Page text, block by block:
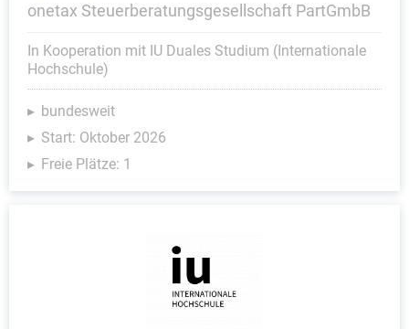
onetax Steuerberatungsgesellschaft PartGmbB
In Kooperation mit IU Duales Studium (Internationale
Hochschule)
bundesweit
Start: Oktober 2026
Freie Plätze: 1